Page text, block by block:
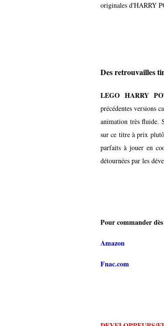
originales d'HARRY
Des retrouvailles
LEGO HARRY
précédentes versions
animation très fluide.
sur ce titre à prix
parfaits à jouer en
détournées par les
Pour commander
Amazon
Fnac.com